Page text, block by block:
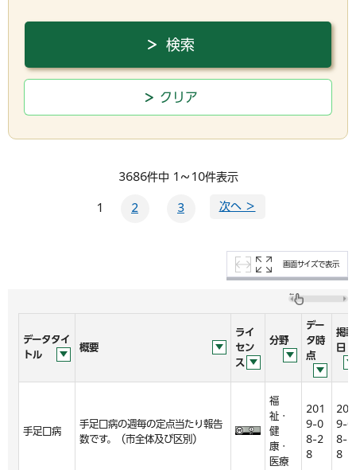
3686件中 1～10件表示
1 2 3 次へ ＞
画面サイズで表示
データタイ
トル
概要
ライ
セン
ス
分野
デー
タ時
点
掲載
日
手足口病
手足口病の週毎の定点当たり報告
数です。（市全体及び区別）
福
祉・
健
康・
医療
201
9-0
8-2
8
201
9-0
8-2
8